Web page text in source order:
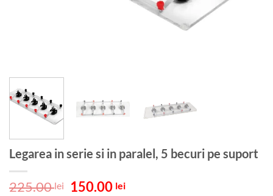
Legarea in serie si in paralel, 5 becuri pe suport
225.00lei
Prețul
150.00 leiPrețul